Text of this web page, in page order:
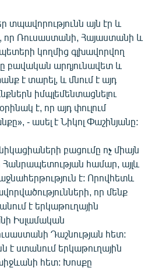
տպավորությունն այն էր և
որ Ռուսաստանի, Հայաստանի և
կողմից գլխավորվող
բավական արդյունավետ և
է տարել, և մնում է այդ
իմպլեմենտացնելու
է, որ այդ փուլում
- ասել է Նիկոլ Փաշինյանը:
բացումը ոչ միայն
Հանրապետության համար, այլև
է: Որովհետև
որ մենք
է երկաթուղային
Իսլամական
Դաշնության հետ:
է ստանում երկաթուղային
հետ: Խոսքը